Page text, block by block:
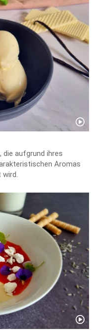
die aufgrund ihres
Aromas